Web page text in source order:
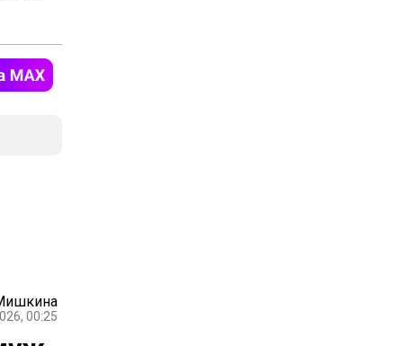
00:25